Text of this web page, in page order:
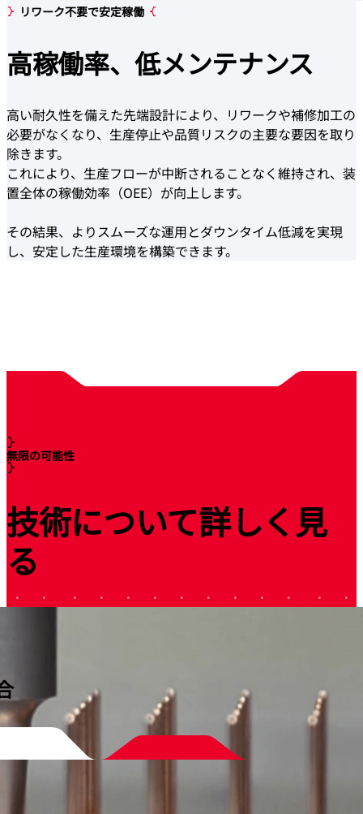
リワーク不要で安定稼働
高稼働率、低メンテナンス
高い耐久性を備えた先端設計により、リワークや補修加工の
必要がなくなり、生産停止や品質リスクの主要な要因を取り
除きます。
これにより、生産フローが中断されることなく維持され、装
置全体の稼働効率（OEE）が向上します。
その結果、よりスムーズな運用とダウンタイム低減を実現
し、安定した生産環境を構築できます。
無限の可能性
技術について詳しく見
る